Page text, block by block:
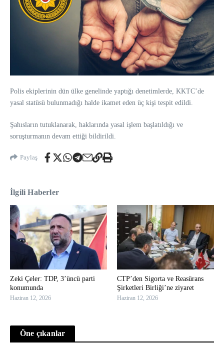
Polis ekiplerinin dün ülke genelinde yaptığı denetimlerde, KKTC’de
yasal statüsü bulunmadığı halde ikamet eden üç kişi tespit edildi.
Şahısların tutuklanarak, haklarında yasal işlem başlatıldığı ve
soruşturmanın devam ettiği bildirildi.
Paylaş
İlgili Haberler
Zeki Çeler: TDP, 3’üncü parti
konumunda
Haziran 12, 2026
CTP’den Sigorta ve Reasürans
Şirketleri Birliği’ne ziyaret
Haziran 12, 2026
Öne çıkanlar